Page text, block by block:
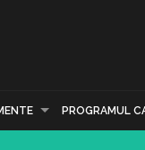
PROGRAMUL